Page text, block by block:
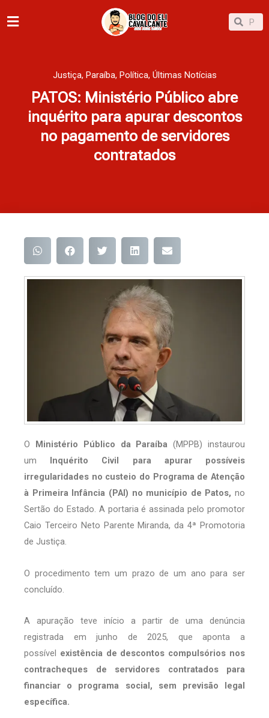
para
Pesquisar
Justiça, Paraíba, Política, Últimas Notícias
PATOS: Ministério Público abre
inquérito para apurar descontos
no pagamento de servidores
contratados
O Ministério Público da Paraíba (MPPB) instaurou
um Inquérito Civil para apurar possíveis
irregularidades no custeio do Programa de Atenção
à Primeira Infância (PAI) no município de Patos, no
Sertão do Estado. A portaria é assinada pelo promotor
Caio Terceiro Neto Parente Miranda, da 4ª Promotoria
de Justiça.
O procedimento tem um prazo de um ano para ser
concluído.
A apuração teve início a partir de uma denúncia
registrada em junho de 2025, que aponta a
possível existência de descontos compulsórios nos
contracheques de servidores contratados para
financiar o programa social, sem previsão legal
específica.